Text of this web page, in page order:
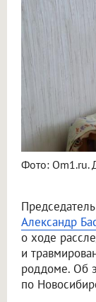
Фото: Om1.ru.
Александр
о ходе
и
роддоме. Об
по